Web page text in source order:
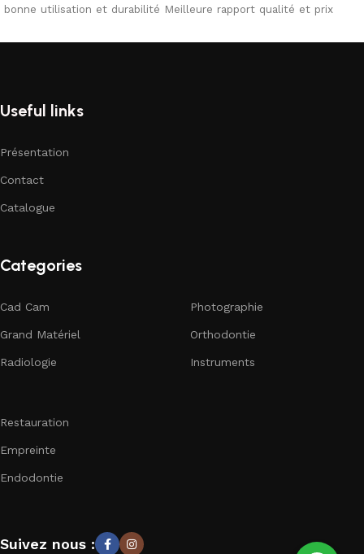
bonne utilisation et durabilité Meilleure rapport qualité et prix
Useful links
Présentation
Contact
Catalogue
Categories
Cad Cam
Grand Matériel
Radiologie
Photographie
Orthodontie
Instruments
Restauration
Empreinte
Endodontie
Suivez nous :